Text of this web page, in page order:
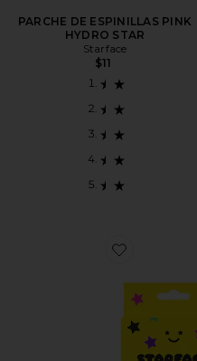
PARCHE DE ESPINILLAS PINK
HYDRO STAR
Starface
$11
Favorite